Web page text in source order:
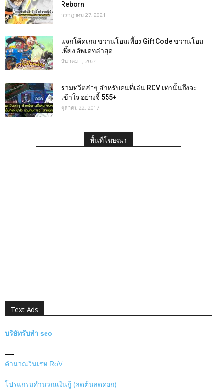
Reborn
กรกฎาคม 27, 2021
แจกโค้ดเกม ขวานโอมเพี้ยง Gift Code ขวานโอม
เพี้ยง อัพเดทล่าสุด
มีนาคม 1, 2024
รวมทวีตฮ่าๆ สำหรับคนที่เล่น ROV เท่านั้นถึงจะ
เข้าใจ อย่างจี้ 555+
ตุลาคม 22, 2017
พื้นที่โฆษณา
Text Ads
บริษัทรับทำ seo
—-
คำนวณวินเรท RoV
—-
โปรแกรมคำนวณเงินกู้ (ลดต้นลดดอก)